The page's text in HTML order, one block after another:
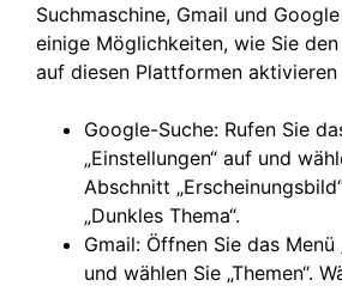
Suchmaschine, Gmail und
einige Möglichkeiten, wie Sie
auf diesen Plattformen aktivieren
Google-Suche: Rufen Sie
„Einstellungen“ auf und
Abschnitt
„Dunkles Thema“.
Gmail: Öffnen Sie das Menü
und wählen Sie „Themen“.